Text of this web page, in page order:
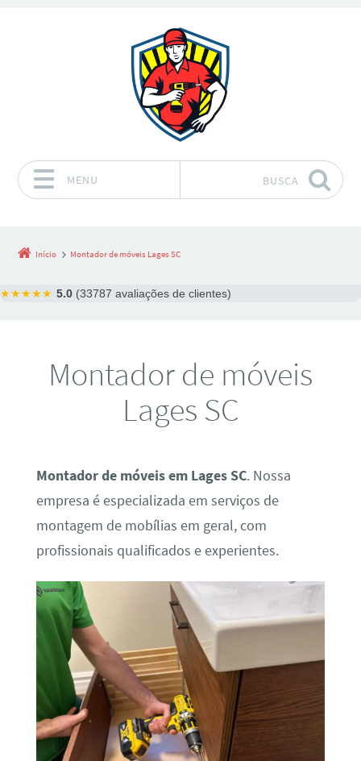
MENU BUSCA
Início Montador de móveis Lages SC
★★★★★ 5.0 (33787 avaliações de clientes)
Montador de móveis
Lages SC
Montador de móveis em Lages SC. Nossa
empresa é especializada em serviços de
montagem de mobílias em geral, com
profissionais qualificados e experientes.